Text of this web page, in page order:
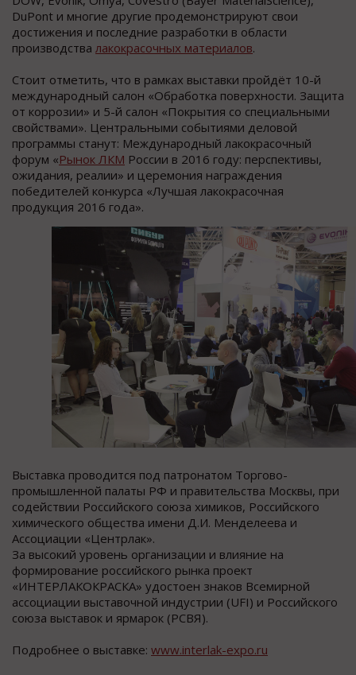
DuPont и многие другие продемонстрируют свои
достижения и последние разработки в области
производства лакокрасочных материалов.
Стоит отметить, что в рамках выставки пройдёт 10-й
международный салон «Обработка поверхности. Защита
от коррозии» и 5-й салон «Покрытия со специальными
свойствами». Центральными событиями деловой
программы станут: Международный лакокрасочный
форум «Рынок ЛКМ России в 2016 году: перспективы,
ожидания, реалии» и церемония награждения
победителей конкурса «Лучшая лакокрасочная
продукция 2016 года».
Выставка проводится под патронатом Торгово-
промышленной палаты РФ и правительства Москвы, при
содействии Российского союза химиков, Российского
химического общества имени Д.И. Менделеева и
Ассоциации «Центрлак».
За высокий уровень организации и влияние на
формирование российского рынка проект
«ИНТЕРЛАКОКРАСКА» удостоен знаков Всемирной
ассоциации выставочной индустрии (UFI) и Российского
союза выставок и ярмарок (РСВЯ).
Подробнее о выставке: www.interlak-expo.ru